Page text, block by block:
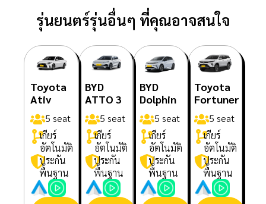
รุ่นยนตร์รุ่นอื่นๆ ที่คุณอาจสนใจ
Toyota
Ativ
5 seat
เกียร์
อัตโนมัติ
ประกัน
พื้นฐาน
BYD
ATTO 3
5 seat
เกียร์
อัตโนมัติ
ประกัน
พื้นฐาน
BYD
Dolphin
5 seat
เกียร์
อัตโนมัติ
ประกัน
พื้นฐาน
Toyota
Fortuner
5 seat
เกียร์
อัตโนมัติ
ประกัน
พื้นฐาน